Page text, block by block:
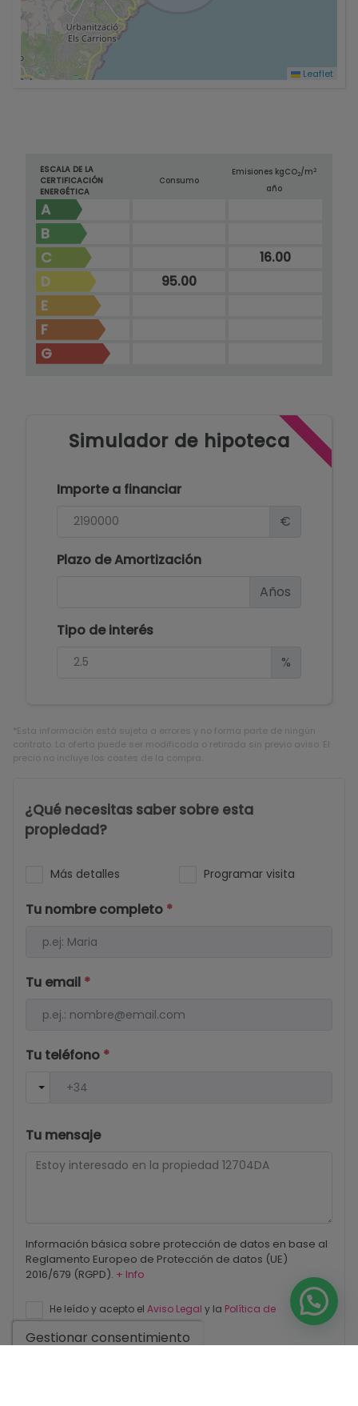
Leaflet
ESCALA DE LA
CERTIFICACIÓN
ENERGÉTICA
Consumo
Emisiones kgCO2/m2
año
A
B
C
16.00
D 95.00
E
F
G
Simulador de hipoteca
Importe a financiar
€
Plazo de Amortización
Años
Tipo de interés
%
*Esta información está sujeta a errores y no forma parte de ningún
contrato. La oferta puede ser modificada o retirada sin previo aviso. El
precio no incluye los costes de la compra.
¿Qué necesitas saber sobre esta
propiedad?
Más detalles Programar visita
Tu nombre completo *
Tu email *
Tu teléfono *
Tu mensaje
Información básica sobre protección de datos en base al
Reglamento Europeo de Protección de datos (UE)
2016/679 (RGPD). + Info
He leído y acepto el Aviso Legal y la Política de
privacidad
Gestionar consentimiento